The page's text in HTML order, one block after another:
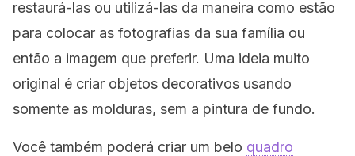
restaurá-las ou utilizá-las da maneira como estão
para colocar as fotografias da sua família ou
então a imagem que preferir. Uma ideia muito
original é criar objetos decorativos usando
somente as molduras, sem a pintura de fundo.
Você também poderá criar um belo quadro